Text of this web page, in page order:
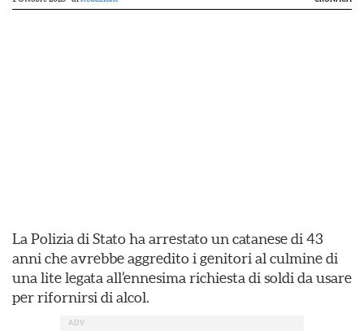
La Polizia di Stato ha arrestato un catanese di 43
anni che avrebbe aggredito i genitori al culmine di
una lite legata all’ennesima richiesta di soldi da usare
per rifornirsi di alcol.